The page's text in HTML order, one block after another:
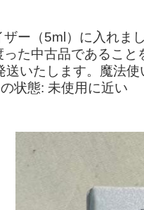
（5ml）に入れま
た中古品であるこ
いたします。魔法
状態: 未使用に近い